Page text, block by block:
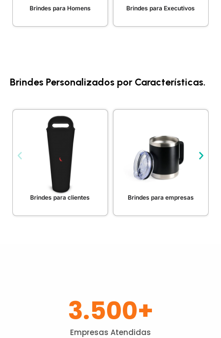
Brindes para Homens Brindes para Executivos
Brindes Personalizados por Características.
Brindes para clientes Brindes para empresas
Empresas Atendidas
3.500+